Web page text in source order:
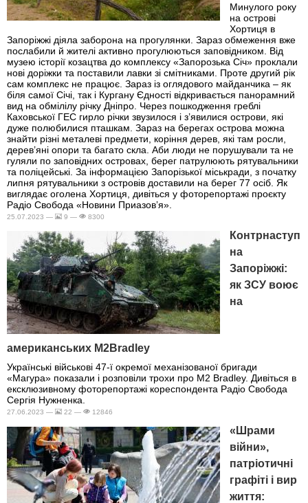
Минулого року
на острові
Хортиця в
Запоріжжі діяла заборона на прогулянки. Зараз обмеження вже
послабили й жителі активно прогулюються заповідником. Від
музею історії козацтва до комплексу «Запорозька Січ» проклали
нові доріжки та поставили лавки зі смітниками. Проте другий рік
сам комплекс не працює. Зараз із оглядового майданчика – як
біля самої Січі, так і Кургану Єдності відкривається панорамний
вид на обмілілу річку Дніпро. Через пошкодження греблі
Каховської ГЕС гирло річки звузилося і з’явилися острови, які
дуже полюбилися пташкам. Зараз на берегах острова можна
знайти різні металеві предмети, коріння дерев, які там росли,
дерев’яні опори та багато скла. Аби люди не порушували та не
гуляли по заповідних островах, берег патрулюють рятувальники
та поліцейські. За інформацією Запорізької міськради, з початку
липня рятувальники з островів доставили на берег 77 осіб. Як
виглядає оголена Хортиця, дивіться у фоторепортажі проєкту
Радіо Свобода «Новини Приазовʼя».
25.07.2023 — 9 — 8300
Контрнаступ
на
Запоріжжі:
як ЗСУ воює
на
американських M2Bradley
Українські військові 47-ї окремої механізованої бригади
«Магура» показали і розповіли трохи про M2 Bradley. Дивіться в
ексклюзивному фоторепортажі кореспондента Радіо Свобода
Сергія Нужненка.
27.06.2023 — 22 — 12846
«Шрами
війни»,
патріотичні
графіті і вир
життя: